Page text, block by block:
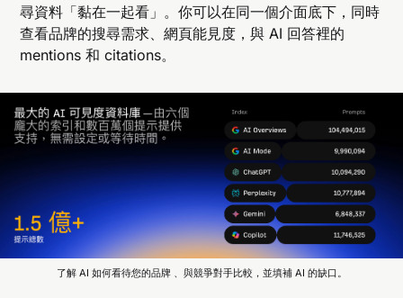
尋資料「黏在一起看」。你可以在同一個介面底下，同時
查看品牌的搜尋需求、網頁能見度，與 AI 回答裡的
mentions 和 citations。
了解 AI 如何看待您的品牌 、與競爭對手比較，並填補 AI 的缺口。